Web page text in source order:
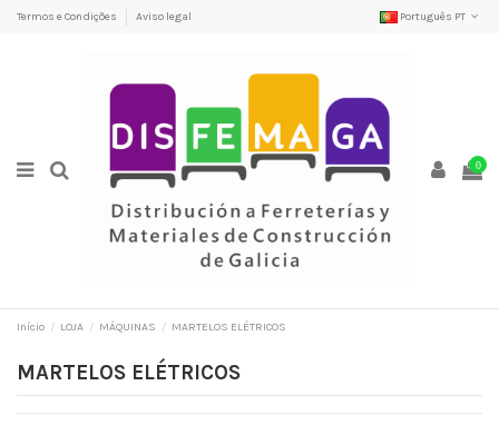
Termos e Condições Aviso legal Português PT
0
Início LOJA MÁQUINAS MARTELOS ELÉTRICOS
MARTELOS ELÉTRICOS